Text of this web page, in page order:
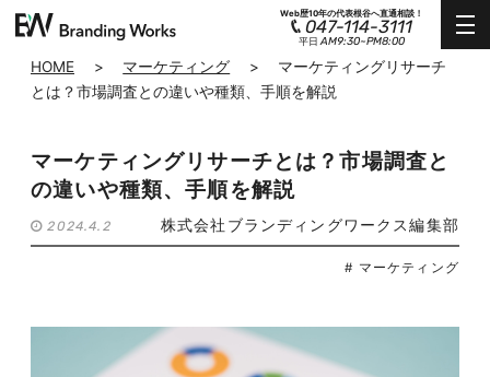
Web歴10年の代表根谷へ直通相談！
047-114-3111
平日AM9:30~PM8:00
HOME > マーケティング >
マーケティングリサーチ
とは？市場調査との違いや種類、手順を解説
マーケティングリサーチとは？市場調査と
の違いや種類、手順を解説
2024.4.2 株式会社ブランディングワークス編集部
# マーケティング